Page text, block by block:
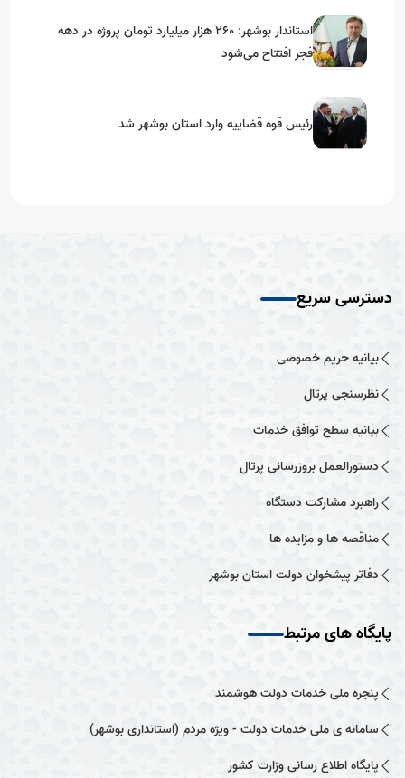
استاندار بوشهر: ۲۶۰ هزار میلیارد تومان پروژه در دهه
فجر افتتاح می‌شود
رئیس قوه قضاییه وارد استان بوشهر شد
دسترسی سریع
بیانیه حریم خصوصی
نظرسنجی پرتال
بیانیه سطح توافق خدمات
دستورالعمل بروزرسانی پرتال
راهبرد مشارکت دستگاه
مناقصه ها و مزایده ها
دفاتر پیشخوان دولت استان بوشهر
پایگاه های مرتبط
پنجره ملی خدمات دولت هوشمند
سامانه ی ملی خدمات دولت - ویژه مردم (استانداری بوشهر)
پایگاه اطلاع رسانی وزارت کشور